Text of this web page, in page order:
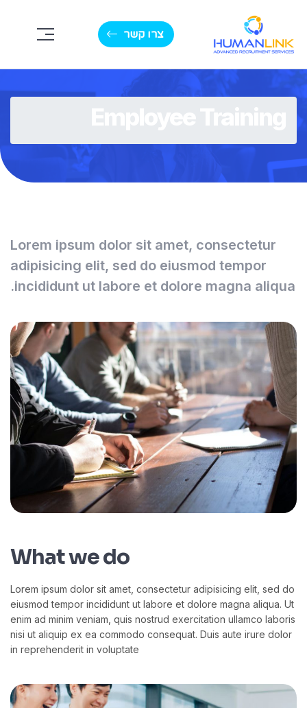
צרו קשר
Lorem ipsum dolor sit amet, consectetur
adipisicing elit, sed do eiusmod tempor
incididunt ut labore et dolore magna aliqua.
What we do
Lorem ipsum dolor sit amet, consectetur adipisicing elit, sed do
eiusmod tempor incididunt ut labore et dolore magna aliqua. Ut
enim ad minim veniam, quis nostrud exercitation ullamco laboris
nisi ut aliquip ex ea commodo consequat. Duis aute irure dolor
in reprehenderit in voluptate